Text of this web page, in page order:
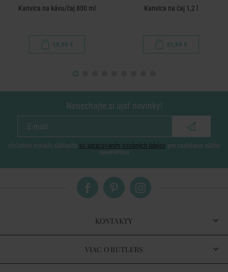
Kanvica na kávu/čaj 800 ml
19,99 €
Kanvica na čaj 1,2 l
31,99 €
Nenechajte si ujsť novinky!
vložením e-mailu súhlasíte so spracovaním osobných údajov pre zasielanie nášho
newsletteru
KONTAKTY
VIAC O BUTLERS